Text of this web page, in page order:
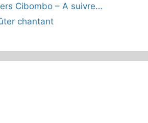
Cibombo – A suivre…
chantant